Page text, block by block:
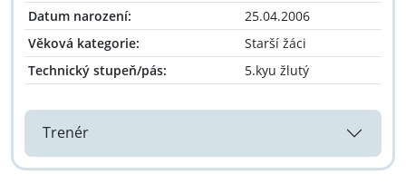
Datum narození:
25.04.2006
Věková kategorie:
Starší žáci
Technický stupeň/pás:
5.kyu žlutý
Trenér